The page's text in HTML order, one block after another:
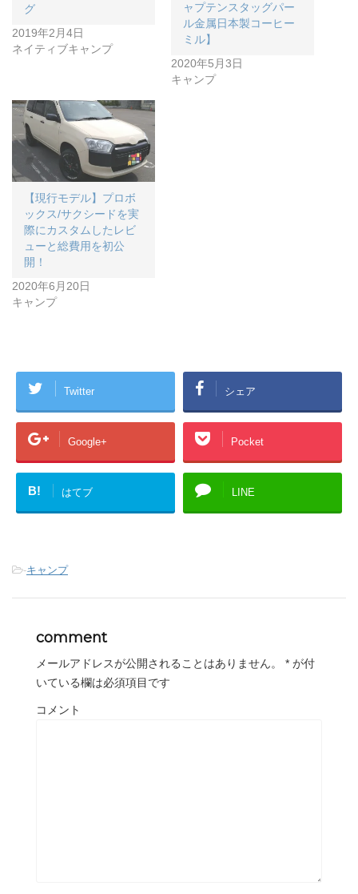
グ
2019年2月4日
ネイティブキャンプ
ャプテンスタッグパー
ル金属日本製コーヒー
ミル】
2020年5月3日
キャンプ
【現行モデル】プロボ
ックス/サクシードを実
際にカスタムしたレビ
ューと総費用を初公
開！
2020年6月20日
キャンプ
Twitter シェア
Google+ Pocket
B! はてブ LINE
-キャンプ
comment
メールアドレスが公開されることはありません。 * が付
いている欄は必須項目です
コメント